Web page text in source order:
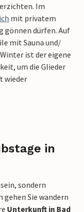
Im
mit privatem
gönnen dürfen. Auf
mit Sauna und/
ist der eigene
um die Glieder
wieder
in
sondern
Sie wandern
Unterkunft in Bad